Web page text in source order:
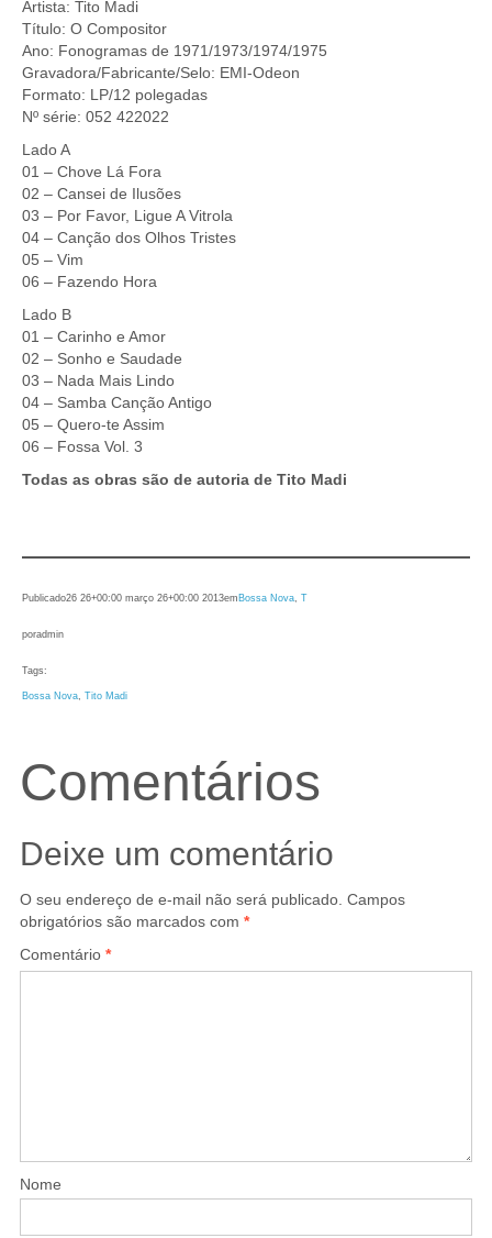
Artista: Tito Madi
Título: O Compositor
Ano: Fonogramas de 1971/1973/1974/1975
Gravadora/Fabricante/Selo: EMI-Odeon
Formato: LP/12 polegadas
Nº série: 052 422022
Lado A
01 – Chove Lá Fora
02 – Cansei de Ilusões
03 – Por Favor, Ligue A Vitrola
04 – Canção dos Olhos Tristes
05 – Vim
06 – Fazendo Hora
Lado B
01 – Carinho e Amor
02 – Sonho e Saudade
03 – Nada Mais Lindo
04 – Samba Canção Antigo
05 – Quero-te Assim
06 – Fossa Vol. 3
Todas as obras são de autoria de Tito Madi
Publicado26 26+00:00 março 26+00:00 2013em Bossa Nova T
poradmin
Tags:
Bossa Nova Tito Madi
Comentários
Deixe um comentário
O seu endereço de e-mail não será publicado. Campos
obrigatórios são marcados com *
Comentário *
Nome